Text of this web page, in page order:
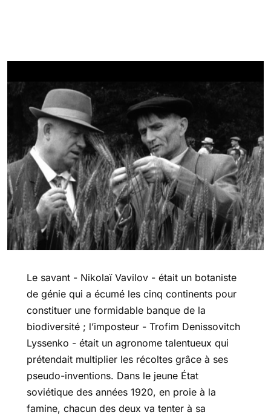
Le savant - Nikolaï Vavilov - était un botaniste
de génie qui a écumé les cinq continents pour
constituer une formidable banque de la
biodiversité ; l’imposteur - Trofim Denissovitch
Lyssenko - était un agronome talentueux qui
prétendait multiplier les récoltes grâce à ses
pseudo-inventions. Dans le jeune État
soviétique des années 1920, en proie à la
famine, chacun des deux va tenter à sa